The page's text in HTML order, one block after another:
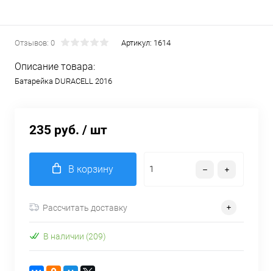
Отзывов: 0 Артикул: 1614
Описание товара:
Батарейка DURACELL 2016
235 руб. / шт
В корзину
Рассчитать доставку
В наличии (209)